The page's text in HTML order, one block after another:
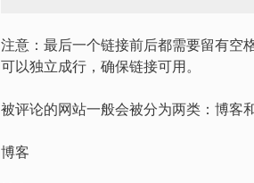
注意：最后一个链接前后都需要留有空
可以独立成行，确保链接可用。
被评论的网站一般会被分为两类：博客
博客